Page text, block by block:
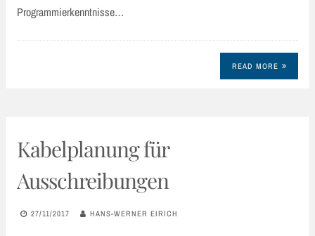
Programmierkenntnisse…
READ MORE
Kabelplanung für
Ausschreibungen
27/11/2017 HANS-WERNER EIRICH